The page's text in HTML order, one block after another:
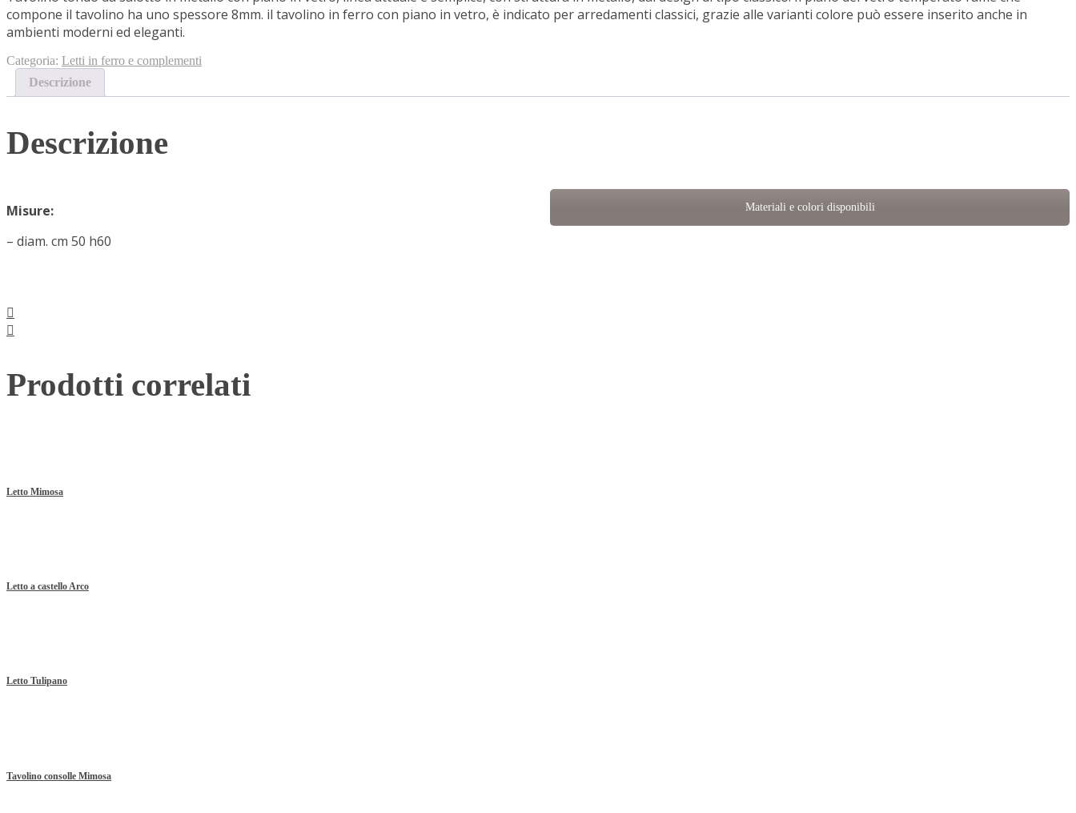
Chi siamo
Su di Noi
La nostra storia
Processo costruttivo
Showroom
Tecnologia
compone il tavolino ha uno spessore 8mm. il tavolino in ferro con piano in vetro, è indicato per arredamenti classici, grazie alle varianti colore può essere inserito anche in
ambienti moderni ed eleganti.
Categoria: Letti in ferro e complementi
Descrizione
Descrizione
Misure:
– diam. cm 50 h60
Materiali e colori disponibili
Prodotti correlati
Letto Mimosa
Letto a castello Arco
Letto Tulipano
Tavolino consolle Mimosa